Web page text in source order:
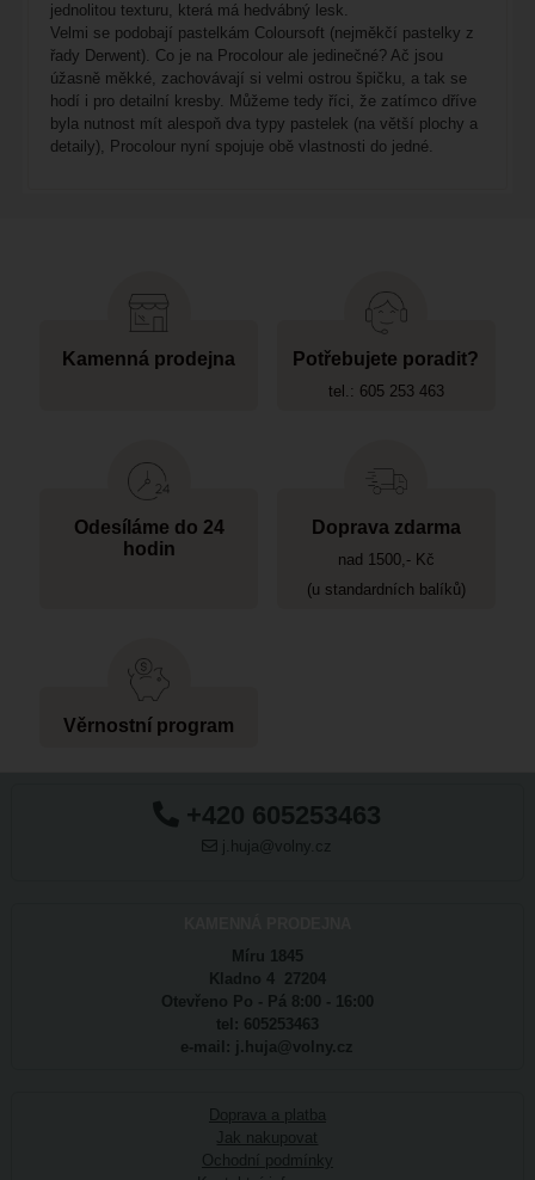
jednolitou texturu, která má hedvábný lesk.
Velmi se podobají pastelkám Coloursoft (nejměkčí pastelky z
řady Derwent). Co je na Procolour ale jedinečné? Ač jsou
úžasně měkké, zachovávají si velmi ostrou špičku, a tak se
hodí i pro detailní kresby. Můžeme tedy říci, že zatímco dříve
byla nutnost mít alespoň dva typy pastelek (na větší plochy a
detaily), Procolour nyní spojuje obě vlastnosti do jedné.
Kamenná prodejna Potřebujete poradit?
tel.: 605 253 463
Odesíláme do 24
hodin
Doprava zdarma
nad 1500,- Kč
(u standardních balíků)
Věrnostní program
+420 605253463
j.huja@volny.cz
Míru 1845
Kladno 4 27204
Otevřeno Po - Pá 8:00 - 16:00
tel: 605253463
e-mail: j.huja@volny.cz
Doprava a platba
Jak nakupovat
Ochodní podmínky